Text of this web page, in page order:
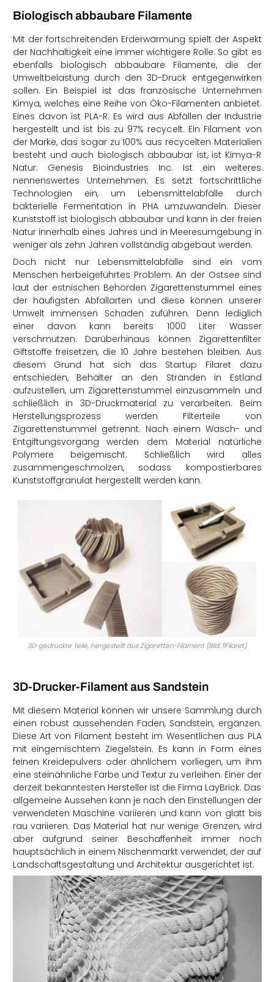
Biologisch abbaubare Filamente
Mit der fortschreitenden Erderwärmung spielt der Aspekt
der Nachhaltigkeit eine immer wichtigere Rolle. So gibt es
ebenfalls biologisch abbaubare Filamente, die der
Umweltbelastung durch den 3D-Druck entgegenwirken
sollen. Ein Beispiel ist das französische Unternehmen
Kimya, welches eine Reihe von Öko-Filamenten anbietet.
Eines davon ist PLA-R: Es wird aus Abfällen der Industrie
hergestellt und ist bis zu 97% recycelt. Ein Filament von
der Marke, das sogar zu 100% aus recycelten Materialien
besteht und auch biologisch abbaubar ist, ist Kimya-R
Natur. Genesis Bioindustries Inc. Ist ein weiteres
nennenswertes Unternehmen. Es setzt fortschrittliche
Technologien ein, um Lebensmittelabfälle durch
bakterielle Fermentation in PHA umzuwandeln. Dieser
Kunststoff ist biologisch abbaubar und kann in der freien
Natur innerhalb eines Jahres und in Meeresumgebung in
weniger als zehn Jahren vollständig abgebaut werden.
Doch nicht nur Lebensmittelabfälle sind ein vom
Menschen herbeigeführtes Problem. An der Ostsee sind
laut der estnischen Behörden Zigarettenstummel eines
der häufigsten Abfallarten und diese können unserer
Umwelt immensen Schaden zuführen. Denn lediglich
einer davon kann bereits 1000 Liter Wasser
verschmutzen. Darüberhinaus können Zigarettenfilter
Giftstoffe freisetzen, die 10 Jahre bestehen bleiben. Aus
diesem Grund hat sich das Startup Filaret dazu
entschieden, Behälter an den Stränden in Estland
aufzustellen, um Zigarettenstummel einzusammeln und
schließlich in 3D-Druckmaterial zu verarbeiten. Beim
Herstellungsprozess werden Filterteile von
Zigarettenstummel getrennt. Nach einem Wasch- und
Entgiftungsvorgang werden dem Material natürliche
Polymere beigemischt. Schließlich wird alles
zusammengeschmolzen, sodass kompostierbares
Kunststoffgranulat hergestellt werden kann.
3D-gedruckte Teile, hergestellt aus Zigaretten-Filament (Bild: fiFilaret)
3D-Drucker-Filament aus Sandstein
Mit diesem Material können wir unsere Sammlung durch
einen robust aussehenden Faden, Sandstein, ergänzen.
Diese Art von Filament besteht im Wesentlichen aus PLA
mit eingemischtem Ziegelstein. Es kann in Form eines
feinen Kreidepulvers oder ähnlichem vorliegen, um ihm
eine steinähnliche Farbe und Textur zu verleihen. Einer der
derzeit bekanntesten Hersteller ist die Firma LayBrick. Das
allgemeine Aussehen kann je nach den Einstellungen der
verwendeten Maschine variieren und kann von glatt bis
rau variieren. Das Material hat nur wenige Grenzen, wird
aber aufgrund seiner Beschaffenheit immer noch
hauptsächlich in einem Nischenmarkt verwendet, der auf
Landschaftsgestaltung und Architektur ausgerichtet ist.